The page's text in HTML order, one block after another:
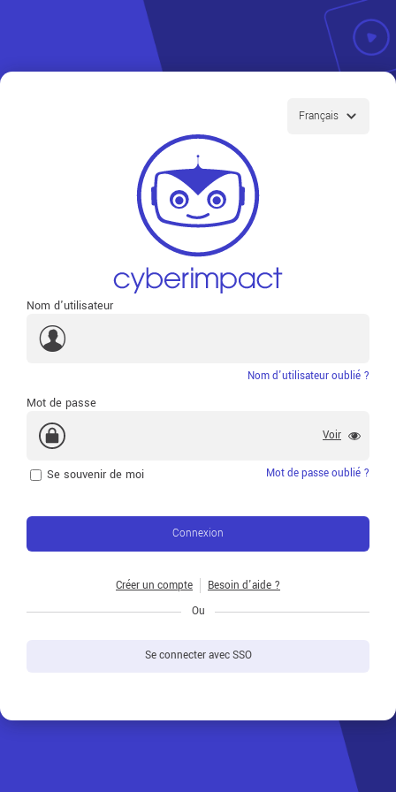
Nom d'utilisateur
Nom d'utilisateur oublié ?
Mot de passe
Voir
Se souvenir de moi Mot de passe oublié ?
Connexion
Créer un compte
Besoin d'aide ?
Ou
Se connecter avec SSO